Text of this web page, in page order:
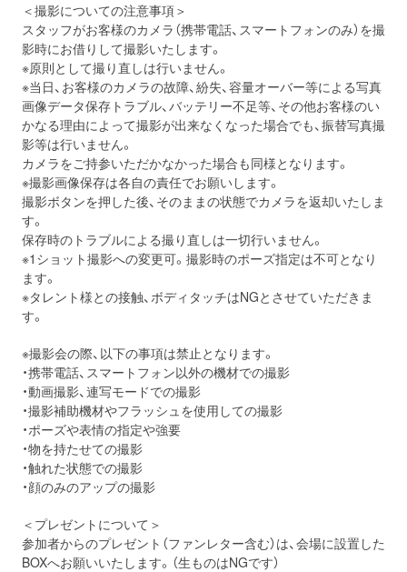
＜撮影についての注意事項＞
スタッフがお客様のカメラ（携帯電話、スマートフォンのみ）を撮
影時にお借りして撮影いたします。
※原則として撮り直しは行いません。
※当日、お客様のカメラの故障、紛失、容量オーバー等による写真
画像データ保存トラブル、バッテリー不足等、その他お客様のい
かなる理由によって撮影が出来なくなった場合でも、振替写真撮
影等は行いません。
カメラをご持参いただかなかった場合も同様となります。
※撮影画像保存は各自の責任でお願いします。
撮影ボタンを押した後、そのままの状態でカメラを返却いたしま
す。
保存時のトラブルによる撮り直しは一切行いません。
※1ショット撮影への変更可。撮影時のポーズ指定は不可となり
ます。
※タレント様との接触、ボディタッチはNGとさせていただきま
す。
※撮影会の際、以下の事項は禁止となります。
・携帯電話、スマートフォン以外の機材での撮影
・動画撮影、連写モードでの撮影
・撮影補助機材やフラッシュを使用しての撮影
・ポーズや表情の指定や強要
・物を持たせての撮影
・触れた状態での撮影
・顔のみのアップの撮影
＜プレゼントについて＞
参加者からのプレゼント（ファンレター含む）は、会場に設置した
BOXへお願いいたします。（生ものはNGです）